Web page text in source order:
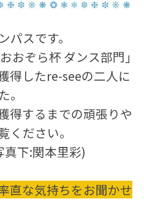
パスです。
おぞら杯 ダンス部門」
得したre-seeの二人に
得するまでの頑張りや
ください。
下:関本里彩)
直な気持ちをお聞かせ